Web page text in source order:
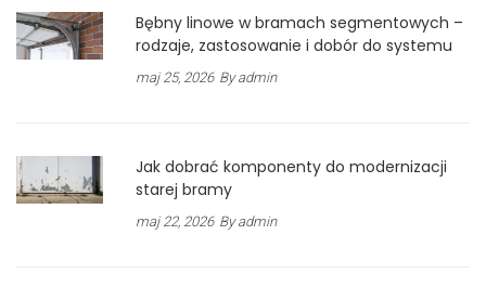
Bębny linowe w bramach segmentowych –
rodzaje, zastosowanie i dobór do systemu
maj 25, 2026 By admin
Jak dobrać komponenty do modernizacji
starej bramy
maj 22, 2026 By admin